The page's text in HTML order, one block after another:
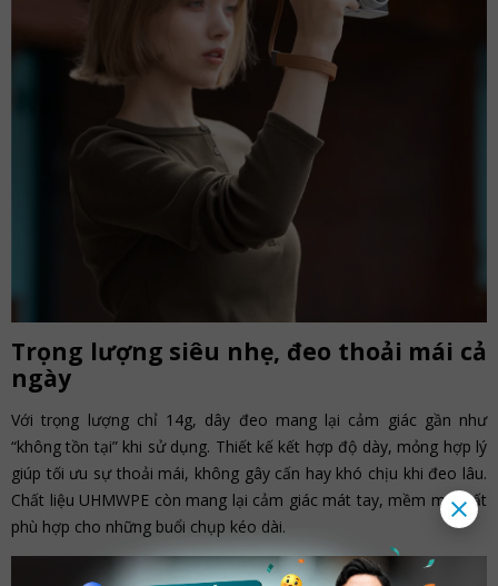
Trọng lượng siêu nhẹ, đeo thoải mái cả
ngày
Với trọng lượng chỉ 14g, dây đeo mang lại cảm giác gần như
“không tồn tại” khi sử dụng. Thiết kế kết hợp độ dày, mỏng hợp lý
giúp tối ưu sự thoải mái, không gây cấn hay khó chịu khi đeo lâu.
Chất liệu UHMWPE còn mang lại cảm giác mát tay, mềm mại, rất
phù hợp cho những buổi chụp kéo dài.